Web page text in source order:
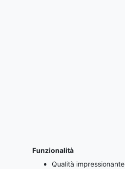
Funzionalità
Qualità impressionante